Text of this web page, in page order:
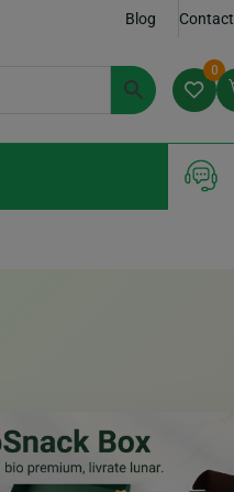
Blog Contact
0